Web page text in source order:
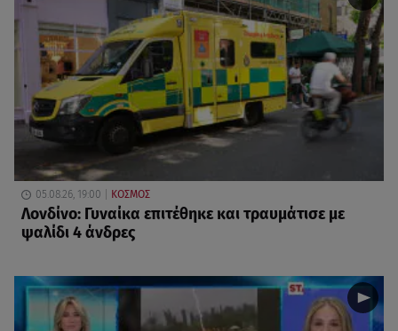
05.08.26, 19:00 ΚΟΣΜΟΣ
Λονδίνο: Γυναίκα επιτέθηκε και τραυμάτισε με
ψαλίδι 4 άνδρες